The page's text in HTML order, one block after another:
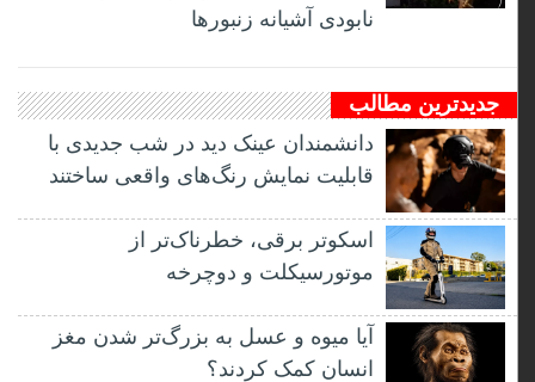
نابودی آشیانه زنبورها
جدیدترین مطالب
دانشمندان عینک دید در شب جدیدی با
قابلیت نمایش رنگ‌های واقعی ساختند
اسکوتر برقی، خطرناک‌تر از
موتورسیکلت و دوچرخه
آیا میوه و عسل به بزرگ‌تر شدن مغز
انسان کمک کردند؟